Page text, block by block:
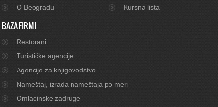
O Beogradu
Kursna lista
BAZA FIRMI
Restorani
Turističke agencije
Agencije za knjigovodstvo
Nameštaj, izrada nameštaja po meri
Omladinske zadruge